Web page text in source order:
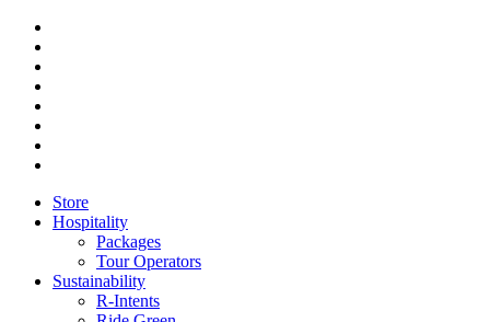
Store
Hospitality
Packages
Tour Operators
Sustainability
R-Intents